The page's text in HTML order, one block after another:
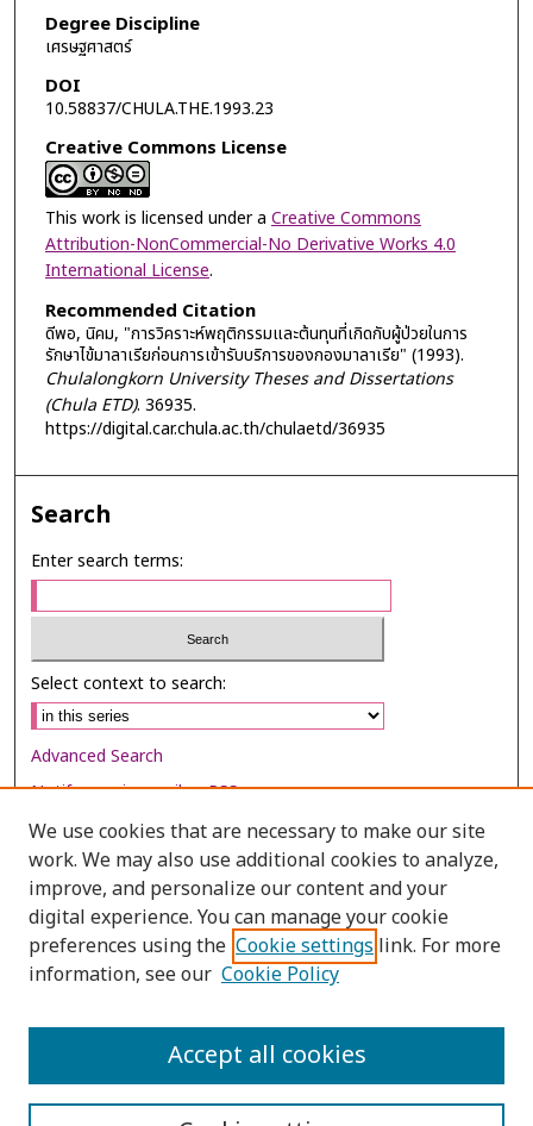
Degree Discipline
เศรษฐศาสตร์
DOI
10.58837/CHULA.THE.1993.23
Creative Commons License
This work is licensed under a Creative Commons
Attribution-NonCommercial-No Derivative Works 4.0
International License.
Recommended Citation
ดีพอ, นิคม, "การวิคราะห์พฤติกรรมและต้นทุนที่เกิดกับผู้ป่วยในการ
รักษาไข้มาลาเรียก่อนการเข้ารับบริการของกองมาลาเรีย" (1993).
Chulalongkorn University Theses and Dissertations
(Chula ETD). 36935.
https://digital.car.chula.ac.th/chulaetd/36935
Search
Enter search terms:
Select context to search:
Advanced Search
Notify me via email orRSS
Browse
Collections
Disciplines
Authors
We use cookies that are necessary to make our site
work. We may also use additional cookies to analyze,
improve, and personalize our content and your
digital experience. You can manage your cookie
preferences using the Cookie settings link. For more
information, see our Cookie Policy
Accept all cookies